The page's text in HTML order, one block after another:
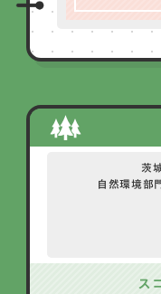
茨
自然環境部
ス